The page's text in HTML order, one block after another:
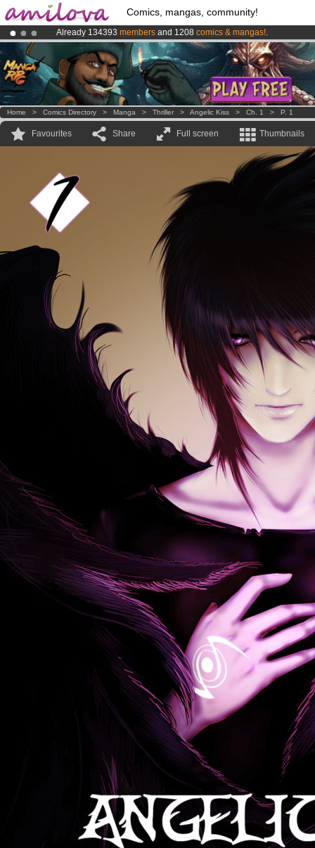
Comics, mangas, community!
Already 134393 members and 1208 comics & mangas!.
Premium membership from3.95 eurosper month !Get membership
AmilovaKickstarter is now LIVE!.
Home > Comics Directory > Manga > Thriller > Angelic Kiss > Ch. 1 > P. 1
Favourites Share Full screen Thumbnails